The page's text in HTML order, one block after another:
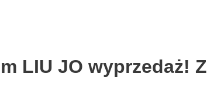
LIU JO wyprzedaż!